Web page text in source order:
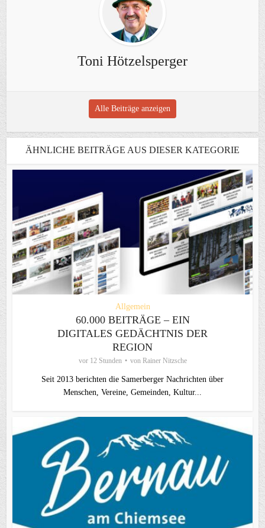
Toni Hötzelsperger
Alle Beiträge anzeigen
ÄHNLICHE BEITRÄGE AUS DIESER KATEGORIE
Allgemein
60.000 BEITRÄGE – EIN
DIGITALES GEDÄCHTNIS DER
REGION
vor 12 Stunden von Rainer Nitzsche
Seit 2013 berichten die Samerberger Nachrichten über
Menschen, Vereine, Gemeinden, Kultur...